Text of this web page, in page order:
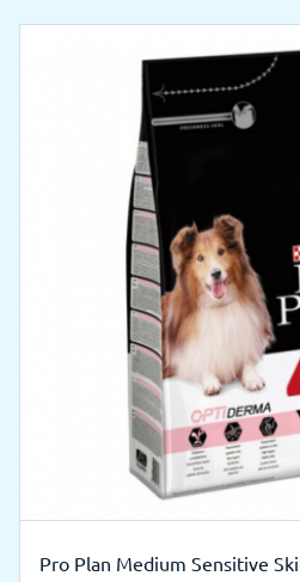
Pro Plan Medium Sensitive